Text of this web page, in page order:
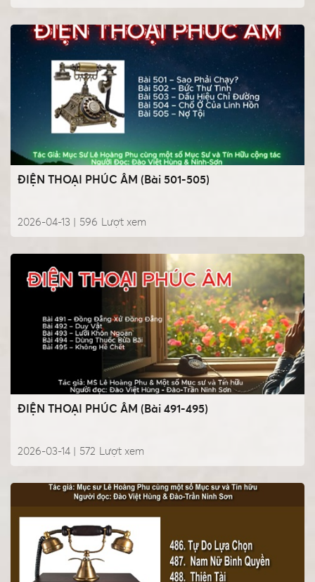
ĐIỆN THOẠI PHÚC ÂM (Bài 501-505)
2026-04-13 | Lượt xem
596
ĐIỆN THOẠI PHÚC ÂM (Bài 491-495)
2026-03-14 | Lượt xem
572